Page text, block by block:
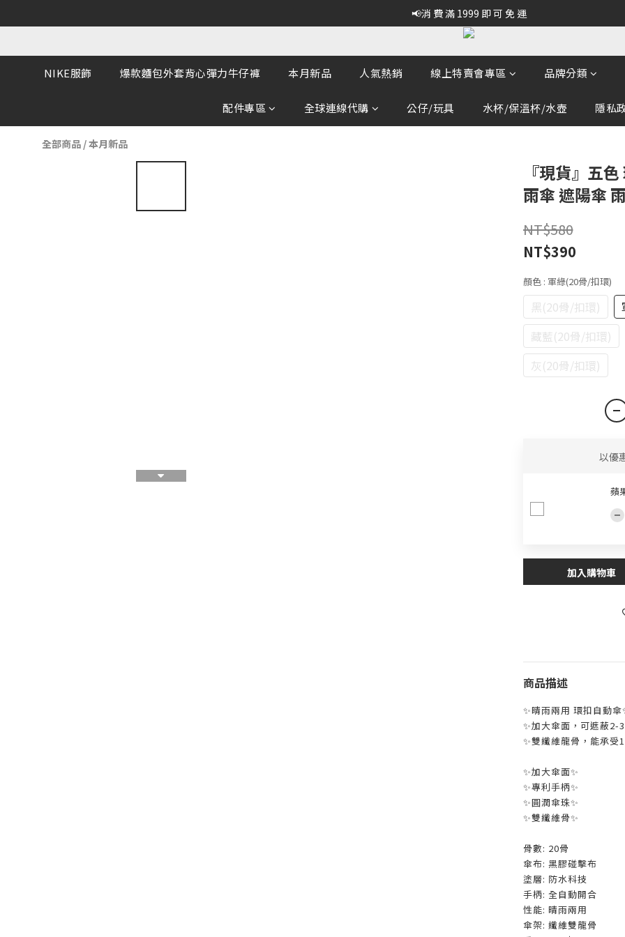
📢消 費 滿 1999 即 可 免 運
NIKE服飾 爆款麵包外套背心彈力牛仔褲 本月新品 人氣熱銷 線上特賣會專區 品牌分類
配件專區 全球連線代購 公仔/玩具 水杯/保溫杯/水壺 隱私
全部商品 /本月新品
『現貨』五
雨傘 遮陽傘
NT$580
NT$390
顏色 : 軍綠(20骨/扣環)
黑(20骨/扣環)
藏藍(20骨/扣環)
灰(20骨/扣環)
以優
蘋
加入購物車
商品描述
✨晴雨兩用 環扣自動傘
✨加大傘面，可遮蔽2-
✨雙纖維龍骨，能承受
✨加大傘面✨
✨專利手柄✨
✨圓潤傘珠✨
✨雙纖維骨✨
骨數: 20骨
傘布: 黑膠碰擊布
塗層: 防水科技
手柄: 全自動開合
性能: 晴雨兩用
傘架: 纖維雙龍骨